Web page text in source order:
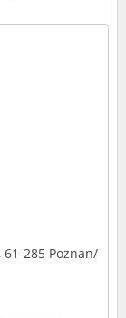
61-285 Poznan/